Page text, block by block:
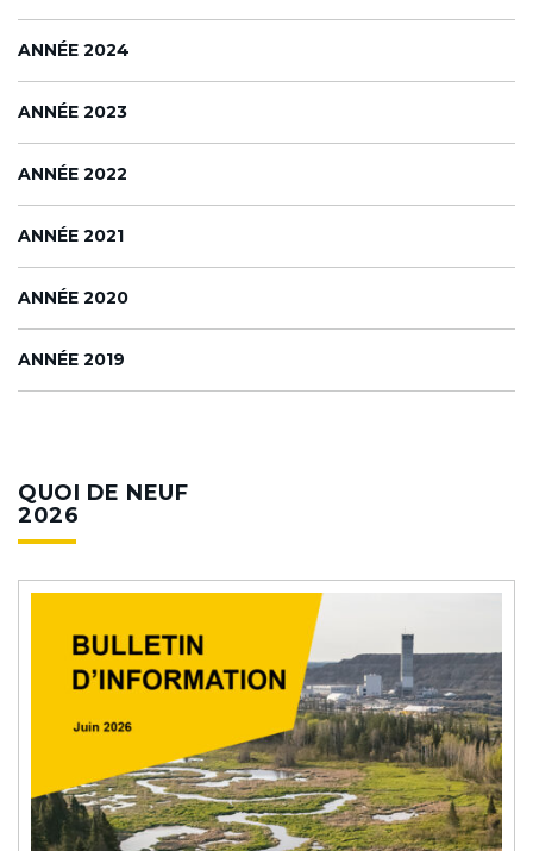
ANNÉE 2024
ANNÉE 2023
ANNÉE 2022
ANNÉE 2021
ANNÉE 2020
ANNÉE 2019
QUOI DE NEUF
2026